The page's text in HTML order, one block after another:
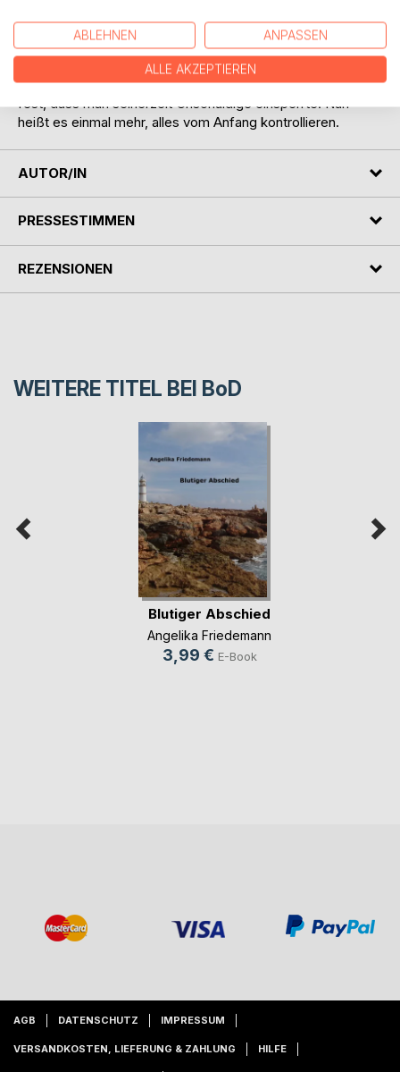
criminal in Palma. Seit drei Jahren kämpft er mit seinem
Team gegen das organisierte Verbrechen auf der Insel.
Immer noch nicht gelangte es ihnen, die Oberen
festzunehmen, da Beweise fehlen Im Gegenteil stellen sie
fest, dass man seinerzeit Unschuldige einsperrte. Nun
heißt es einmal mehr, alles vom Anfang kontrollieren.
AUTOR/IN
PRESSESTIMMEN
REZENSIONEN
WEITERE TITEL BEI BoD
Blutiger Abschied
Angelika Friedemann
3,99 € E-Book
AGB DATENSCHUTZ IMPRESSUM
VERSANDKOSTEN, LIEFERUNG & ZAHLUNG HILFE
ABLEHNEN ANPASSEN
ALLE AKZEPTIEREN